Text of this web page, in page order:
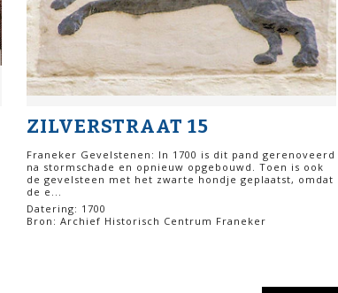
ZILVERSTRAAT 15
Franeker Gevelstenen: In 1700 is dit pand gerenoveerd
na stormschade en opnieuw opgebouwd. Toen is ook
de gevelsteen met het zwarte hondje geplaatst, omdat
de e...
Datering: 1700
Bron: Archief Historisch Centrum Franeker